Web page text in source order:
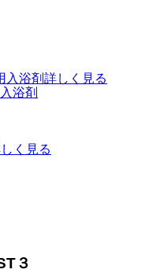
詳しく見る
浴剤
く見る
３